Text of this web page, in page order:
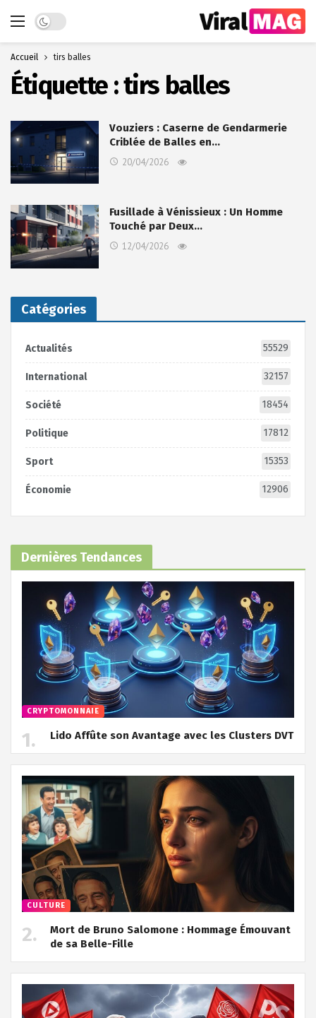
Dark mode
Accueil tirs balles
Étiquette :tirs balles
Vouziers : Caserne de Gendarmerie
Criblée de Balles en…
20/04/2026
Fusillade à Vénissieux : Un Homme
Touché par Deux…
12/04/2026
Catégories
Actualités 55529
International 32157
Société 18454
Politique 17812
Sport 15353
Économie 12906
Dernières Tendances
CRYPTOMONNAIE
Lido Affûte son Avantage avec les Clusters DVT
CULTURE
Mort de Bruno Salomone : Hommage Émouvant
de sa Belle-Fille